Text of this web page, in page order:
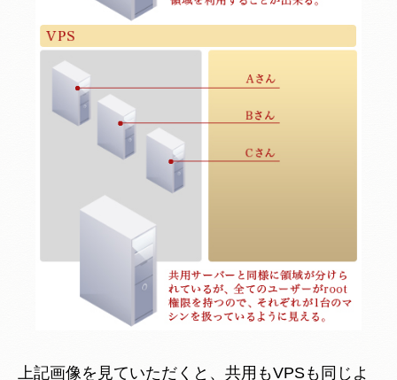
上記画像を見ていただくと、共用もVPSも同じよ